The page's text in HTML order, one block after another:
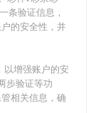
条验证信息，
的安全性，并
以增强账户的安
步验证等功
相关信息，确